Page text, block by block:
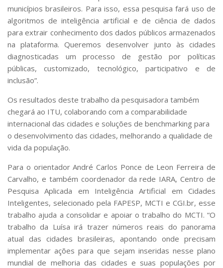
municípios brasileiros. Para isso, essa pesquisa fará uso de
algoritmos de inteligência artificial e de ciência de dados
para extrair conhecimento dos dados públicos armazenados
na plataforma. Queremos desenvolver junto às cidades
diagnosticadas um processo de gestão por políticas
públicas, customizado, tecnológico, participativo e de
inclusão”.
Os resultados deste trabalho da pesquisadora também
chegará ao ITU, colaborando com a comparabilidade
internacional das cidades e soluções de benchmarking para
o desenvolvimento das cidades, melhorando a qualidade de
vida da população.
Para o orientador André Carlos Ponce de Leon Ferreira de
Carvalho, e também coordenador da rede IARA, Centro de
Pesquisa Aplicada em Inteligência Artificial em Cidades
Inteligentes, selecionado pela FAPESP, MCTI e CGI.br, esse
trabalho ajuda a consolidar e apoiar o trabalho do MCTI. “O
trabalho da Luísa irá trazer números reais do panorama
atual das cidades brasileiras, apontando onde precisam
implementar ações para que sejam inseridas nesse plano
mundial de melhoria das cidades e suas populações por